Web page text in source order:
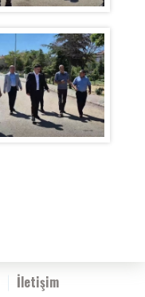
İletişim